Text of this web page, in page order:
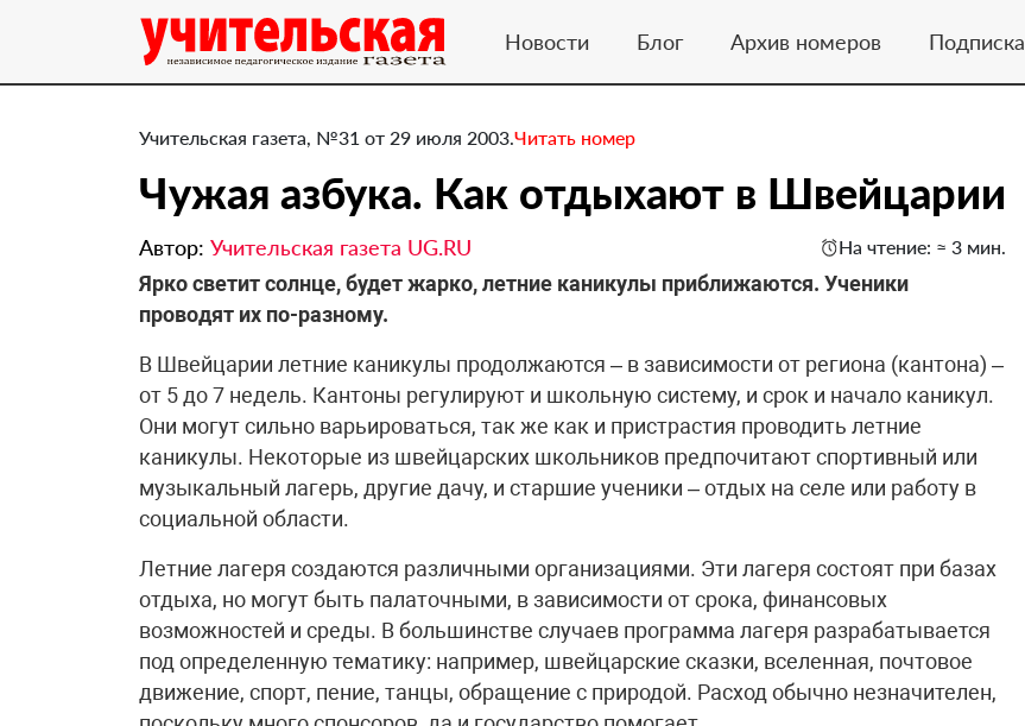
Новости Блог Архив номеров Подписка
Учительская газета, №31 от 29 июля 2003.Читать номер
Чужая азбука. Как отдыхают в Швейцарии
Автор: Учительская газета UG.RU На чтение: ≈ 3 мин.
Ярко светит солнце, будет жарко, летние каникулы приближаются. Ученики
проводят их по-разному.
В Швейцарии летние каникулы продолжаются – в зависимости от региона (кантона) –
от 5 до 7 недель. Кантоны регулируют и школьную систему, и срок и начало каникул.
Они могут сильно варьироваться, так же как и пристрастия проводить летние
каникулы. Некоторые из швейцарских школьников предпочитают спортивный или
музыкальный лагерь, другие дачу, и старшие ученики – отдых на селе или работу в
социальной области.
Летние лагеря создаются различными организациями. Эти лагеря состоят при базах
отдыха, но могут быть палаточными, в зависимости от срока, финансовых
возможностей и среды. В большинстве случаев программа лагеря разрабатывается
под определенную тематику: например, швейцарские сказки, вселенная, почтовое
движение, спорт, пение, танцы, обращение с природой. Расход обычно незначителен,